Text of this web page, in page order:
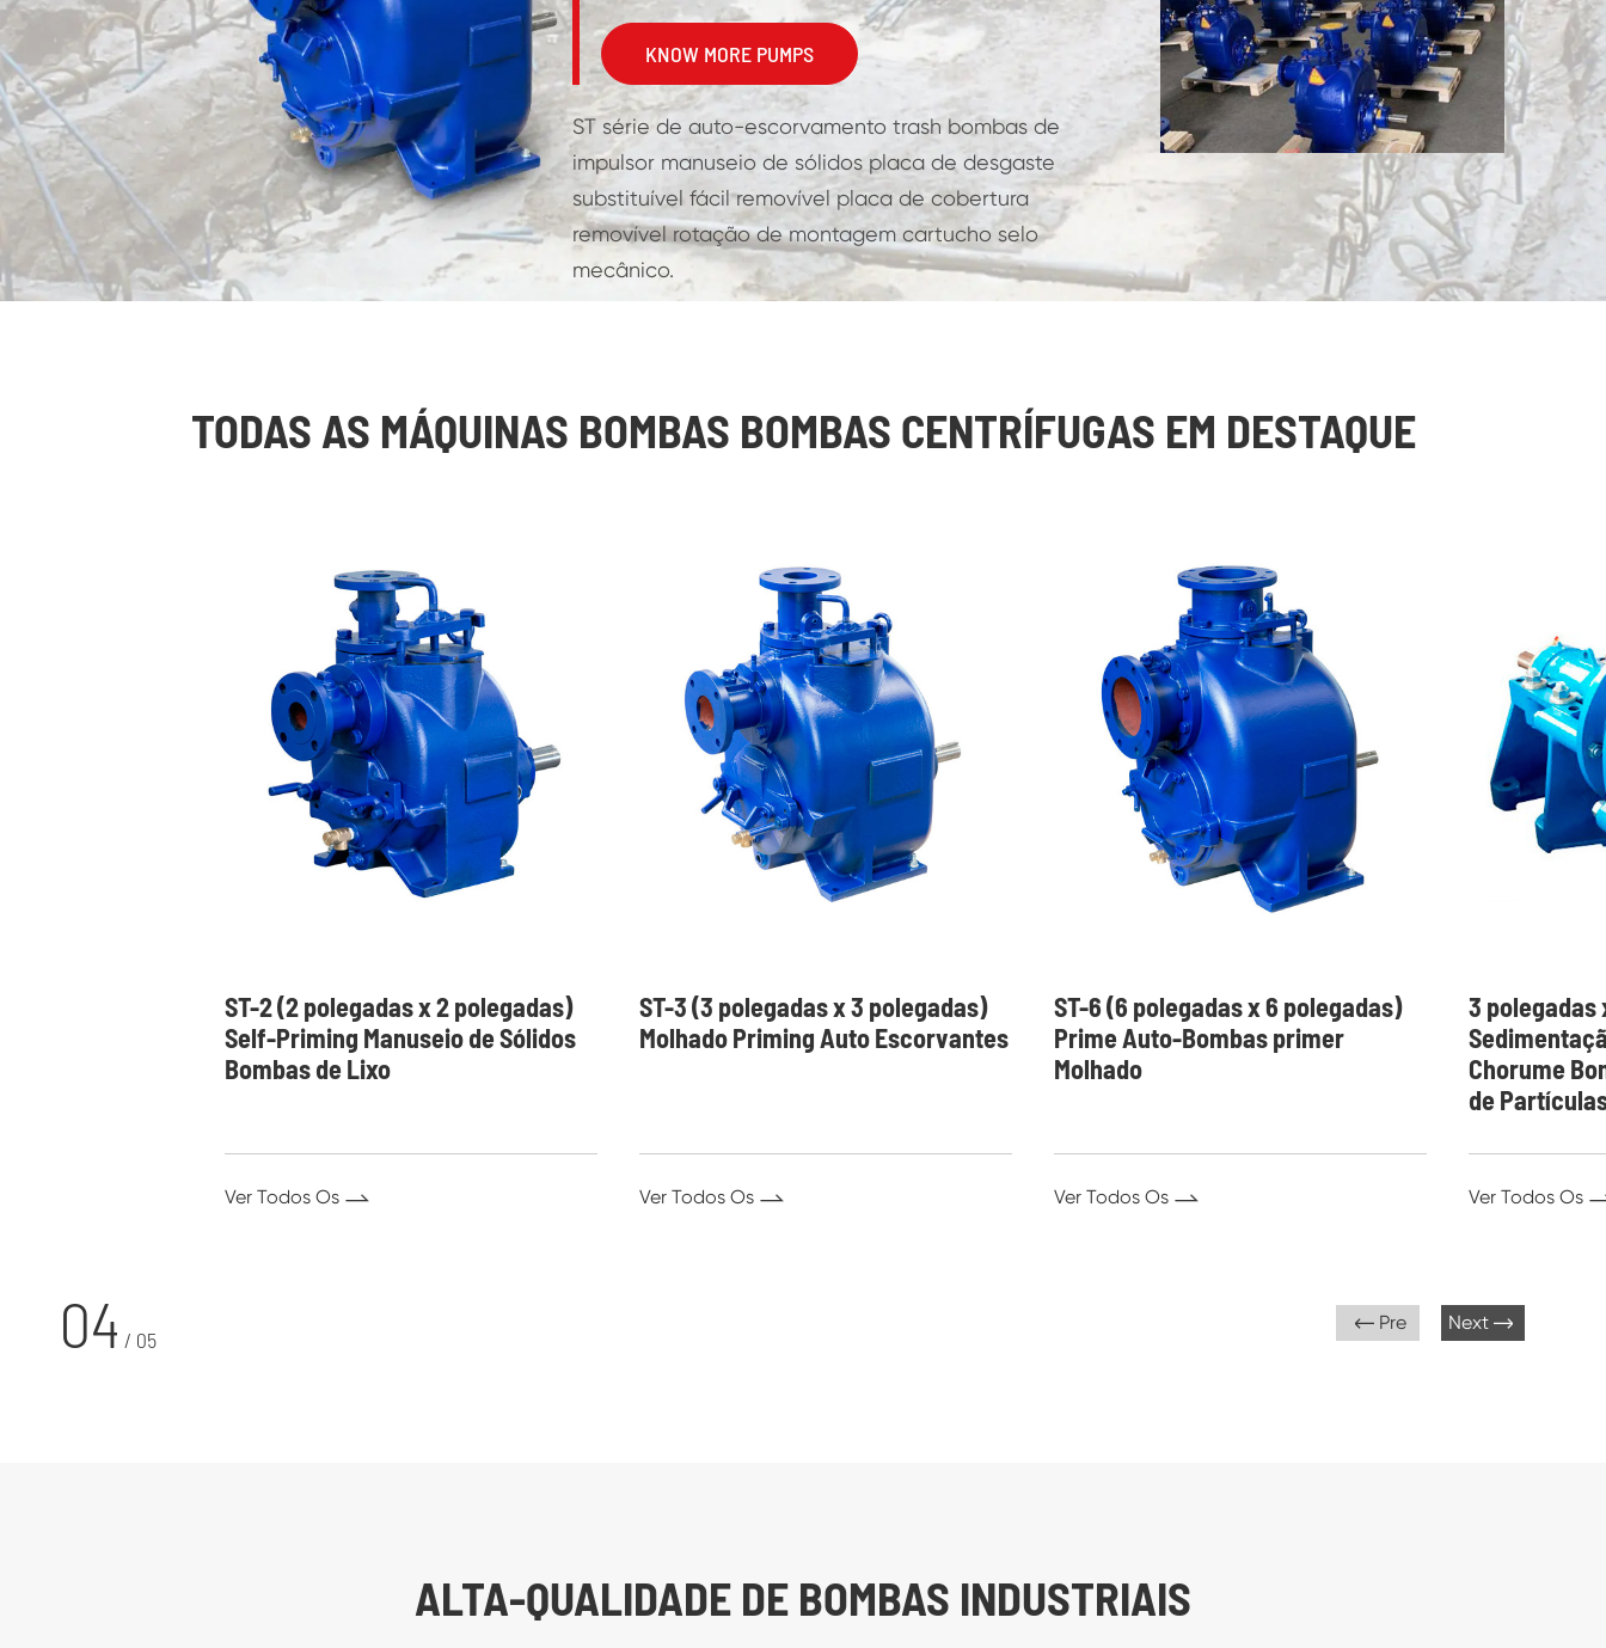
KNOW MORE PUMPS
ST série de auto-escorvamento trash bombas de
impulsor manuseio de sólidos placa de desgaste
substituível fácil removível placa de cobertura
removível rotação de montagem cartucho selo
mecânico.
TODAS AS MÁQUINAS BOMBAS BOMBAS CENTRÍFUGAS EM DESTAQUE
ST-2 (2 polegadas x 2 polegadas)
Self-Priming Manuseio de Sólidos
Bombas de Lixo
Ver Todos Os 
ST-3 (3 polegadas x 3 polegadas)
Molhado Priming Auto Escorvantes
Ver Todos Os 
ST-6 (6 polegadas x 6 polegadas)
Prime Auto-Bombas primer
Molhado
Ver Todos Os 
3 polegadas
Chorume
de
Ver Todos Os
04 / 05
 Pre Next 
ALTA-QUALIDADE DE BOMBAS INDUSTRIAIS